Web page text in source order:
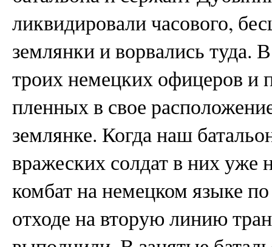
ликвидировали часового,
землянки и ворвались туда.
троих немецких офицеров и
пленных в свое
землянке. Когда наш
вражеских солдат в них уже
комбат на немецком языке
отходе на вторую линию